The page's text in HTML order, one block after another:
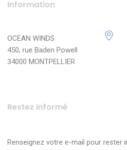
Information
OCEAN WINDS
450, rue Baden Powell
34000 MONTPELLIER
Restez informé
Renseignez votre e-mail pour rester